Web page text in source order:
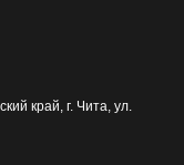
край, г. Чита, ул.